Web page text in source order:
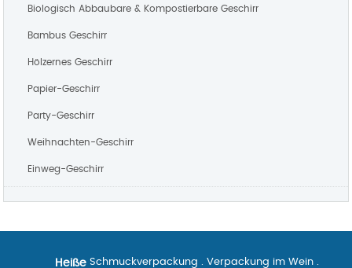
Biologisch Abbaubare & Kompostierbare Geschirr
Bambus Geschirr
Hölzernes Geschirr
Papier-Geschirr
Party-Geschirr
Weihnachten-Geschirr
Einweg-Geschirr
Heiße Schmuckverpackung . Verpackung im Wein .